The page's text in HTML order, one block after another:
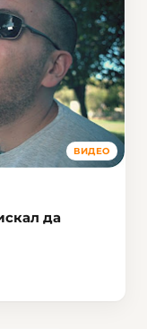
ВИДЕО
да